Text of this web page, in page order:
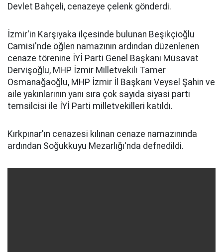
Devlet Bahçeli, cenazeye çelenk gönderdi.
İzmir'in Karşıyaka ilçesinde bulunan Beşikçioğlu
Camisi'nde öğlen namazının ardından düzenlenen
cenaze törenine İYİ Parti Genel Başkanı Müsavat
Dervişoğlu, MHP İzmir Milletvekili Tamer
Osmanağaoğlu, MHP İzmir İl Başkanı Veysel Şahin ve
aile yakınlarının yanı sıra çok sayıda siyasi parti
temsilcisi ile İYİ Parti milletvekilleri katıldı.
Kırkpınar'ın cenazesi kılınan cenaze namazınında
ardından Soğukkuyu Mezarlığı'nda defnedildi.